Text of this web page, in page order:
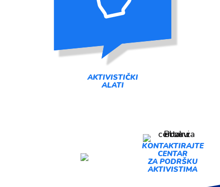
AKTIVISTIČKI
ALATI
AKCIJU
KONTAKTIRAJTE
CENTAR
ZA PODRŠKU
AKTIVISTIMA